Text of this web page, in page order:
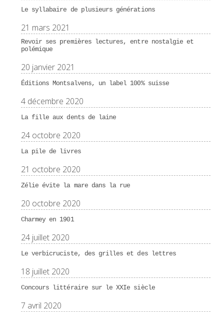
Le syllabaire de plusieurs générations
21 mars 2021
Revoir ses premières lectures, entre nostalgie et
polémique
20 janvier 2021
Éditions Montsalvens, un label 100% suisse
4 décembre 2020
La fille aux dents de laine
24 octobre 2020
La pile de livres
21 octobre 2020
Zélie évite la mare dans la rue
20 octobre 2020
Charmey en 1901
24 juillet 2020
Le verbicruciste, des grilles et des lettres
18 juillet 2020
Concours littéraire sur le XXIe siècle
7 avril 2020